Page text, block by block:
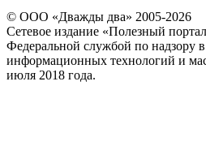
© ООО «Дважды два» 2005-2026
Сетевое издание «Полезный
Федеральной службой по надзору в
информационных технологий и
июля 2018 года.